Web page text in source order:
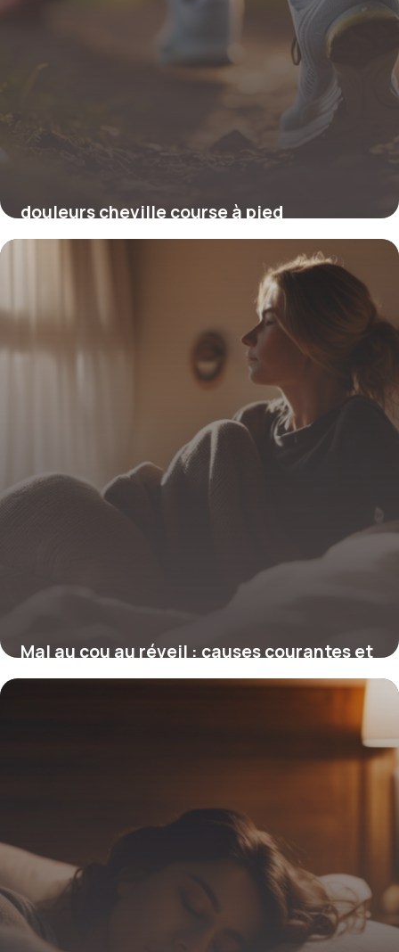
douleurs cheville course à pied
30 octobre 2025
Mal au cou au réveil : causes courantes et
solutions efficaces